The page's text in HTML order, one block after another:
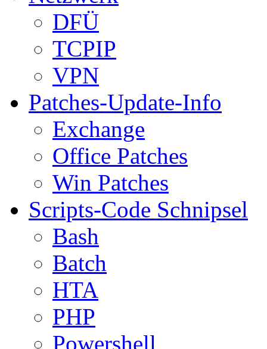
DFÜ
TCPIP
VPN
Patches-Update-Info
Exchange
Office Patches
Win Patches
Scripts-Code Schnipsel
Bash
Batch
HTA
PHP
Powershell